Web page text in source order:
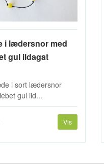
i lædersnor med
gul ildagat
i sort lædersnor
gul ild...
Vis